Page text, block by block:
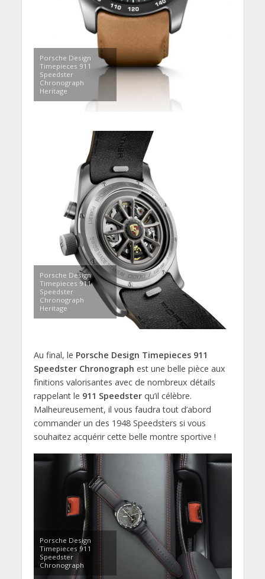
Porsche Design
Timepieces 911
Speedster
Chronograph
Heritage
Porsche Design
Timepieces 911
Speedster
Chronograph
Heritage
Au final, le Porsche Design Timepieces 911
Speedster Chronograph est une belle pièce aux
finitions valorisantes avec de nombreux détails
rappelant le 911 Speedsterqu’il célèbre.
Malheureusement, il vous faudra tout d’abord
commander un des 1948 Speedsters si vous
souhaitez acquérir cette belle montre sportive !
Porsche Design
Timepieces 911
Speedster
Chronograph